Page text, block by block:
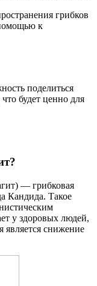
грибков
к
поделиться
будет ценно для
— грибковая
Кандида. Такое
у здоровых людей,
является снижение